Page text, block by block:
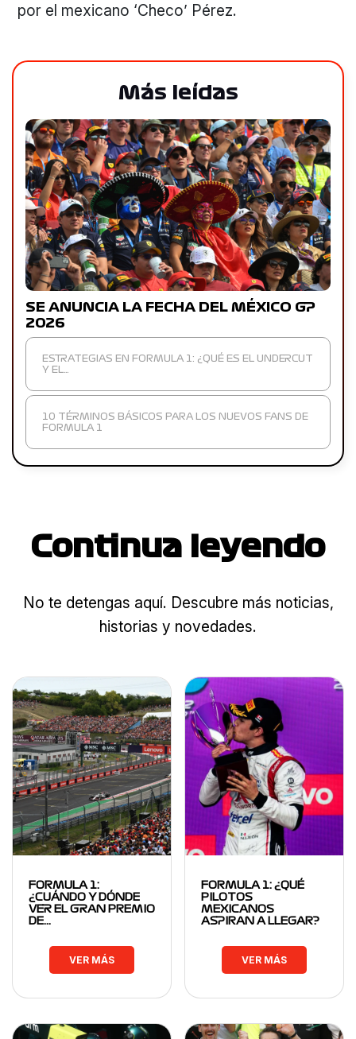
por el mexicano ‘Checo’ Pérez.
Más leídas
SE ANUNCIA LA FECHA DEL MÉXICO GP
2026
ESTRATEGIAS EN FORMULA 1: ¿QUÉ ES EL UNDERCUT
Y EL…
10 TÉRMINOS BÁSICOS PARA LOS NUEVOS FANS DE
FORMULA 1
Continua leyendo
No te detengas aquí. Descubre más noticias,
historias y novedades.
FORMULA 1:
¿CUÁNDO Y DÓNDE
VER EL GRAN PREMIO
DE…
VER MÁS
FORMULA 1: ¿QUÉ
PILOTOS
MEXICANOS
ASPIRAN A LLEGAR?
VER MÁS